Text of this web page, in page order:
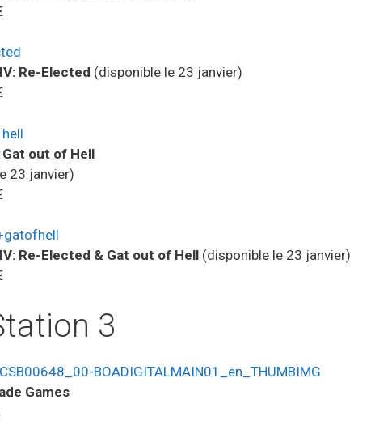
Re-Elected (disponible le 23 janvier)
Gat out of Hell
23 janvier)
Re-Elected & Gat out of Hell (disponible le 23 janvier)
3
Games